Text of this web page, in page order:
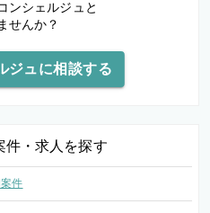
ンシェルジュと
せんか？
ジュに相談する
件・求人を探す
件